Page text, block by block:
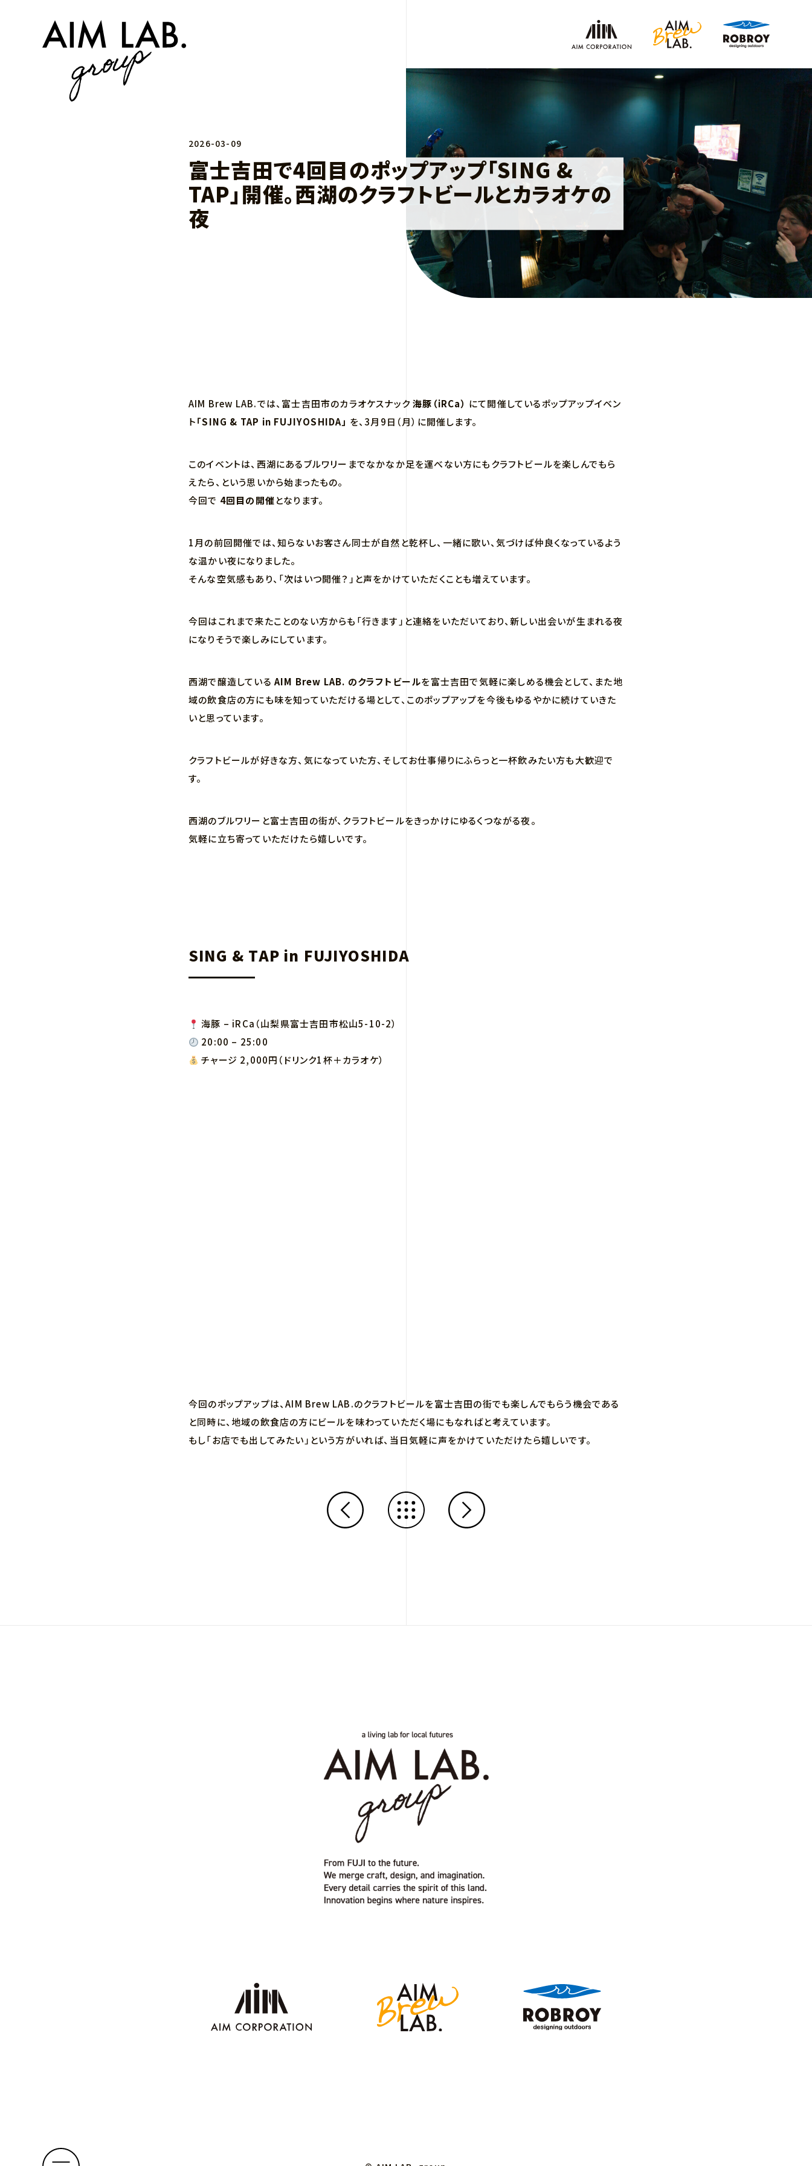
2026-03-09
富士吉田で4回目のポップアップ「SING &
TAP」開催。西湖のクラフトビールとカラオケの
夜
AIM Brew LAB.では、富士吉田市のカラオケスナック海豚（iRCa） にて開催しているポップアップイベン
ト「SING & TAP in FUJIYOSHIDA」 を、3月9日（月）に開催します。
このイベントは、西湖にあるブルワリーまでなかなか足を運べない方にもクラフトビールを楽しんでもら
えたら、という思いから始まったもの。
今回で 4回目の開催となります。
1月の前回開催では、知らないお客さん同士が自然と乾杯し、一緒に歌い、気づけば仲良くなっているよう
な温かい夜になりました。
そんな空気感もあり、「次はいつ開催？」と声をかけていただくことも増えています。
今回はこれまで来たことのない方からも「行きます」と連絡をいただいており、新しい出会いが生まれる夜
になりそうで楽しみにしています。
西湖で醸造している AIM Brew LAB. のクラフトビールを富士吉田で気軽に楽しめる機会として、また地
域の飲食店の方にも味を知っていただける場として、このポップアップを今後もゆるやかに続けていきた
いと思っています。
クラフトビールが好きな方、気になっていた方、そしてお仕事帰りにふらっと一杯飲みたい方も大歓迎で
す。
西湖のブルワリーと富士吉田の街が、クラフトビールをきっかけにゆるくつながる夜。
気軽に立ち寄っていただけたら嬉しいです。
SING & TAP in FUJIYOSHIDA
海豚 – iRCa（山梨県富士吉田市松山5-10-2）
20:00 – 25:00
チャージ 2,000円（ドリンク1杯＋カラオケ）
今回のポップアップは、AIM Brew LAB.のクラフトビールを富士吉田の街でも楽しんでもらう機会である
と同時に、地域の飲食店の方にビールを味わっていただく場にもなればと考えています。
もし「お店でも出してみたい」という方がいれば、当日気軽に声をかけていただけたら嬉しいです。